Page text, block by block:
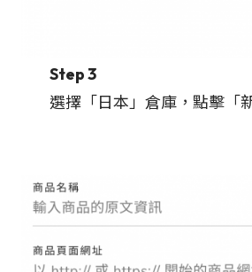
Step 3
選擇「日本」倉庫，點擊「